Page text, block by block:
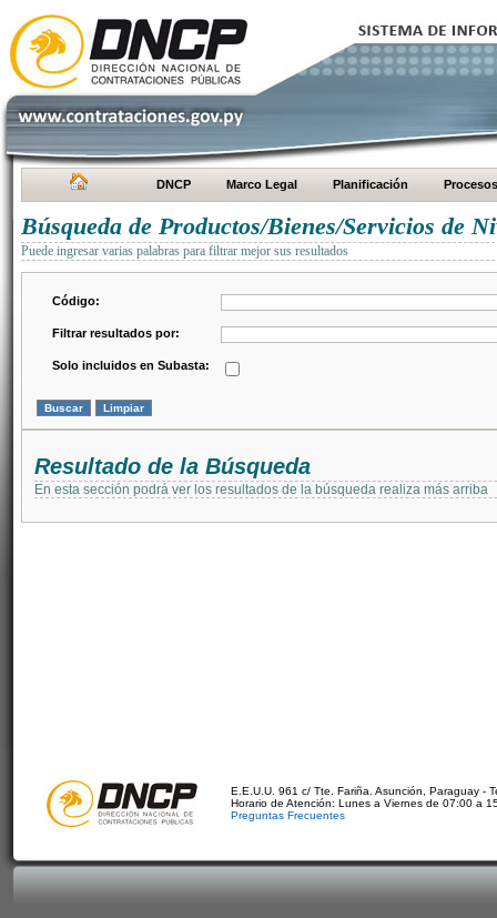
DNCP Marco Legal Planificación Procesos
Búsqueda de Productos/Bienes/Servicios de
Puede ingresar varias palabras para filtrar mejor sus resultados
Código:
Filtrar resultados por:
Solo incluidos en Subasta:
Resultado de la Búsqueda
En esta sección podrá ver los resultados de la búsqueda realiza más arriba
E.E.U.U. 961 c/ Tte. Fariña. Asunción, Paraguay -
Horario de Atención: Lunes a Viernes de 07:00 a
Preguntas Frecuentes